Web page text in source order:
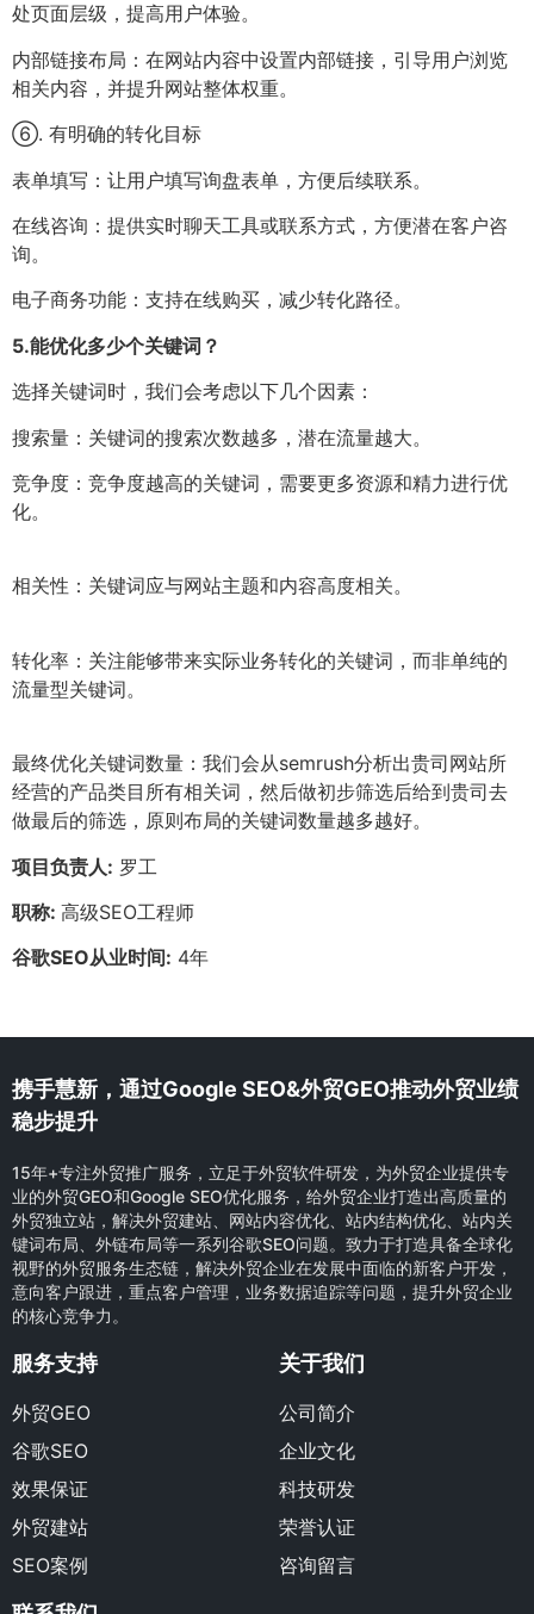
处页面层级，提高用户体验。
内部链接布局：在网站内容中设置内部链接，引导用户浏览
相关内容，并提升网站整体权重。
⑥. 有明确的转化目标
表单填写：让用户填写询盘表单，方便后续联系。
在线咨询：提供实时聊天工具或联系方式，方便潜在客户咨
询。
电子商务功能：支持在线购买，减少转化路径。
5.能优化多少个关键词？
选择关键词时，我们会考虑以下几个因素：
搜索量：关键词的搜索次数越多，潜在流量越大。
竞争度：竞争度越高的关键词，需要更多资源和精力进行优
化。
相关性：关键词应与网站主题和内容高度相关。
转化率：关注能够带来实际业务转化的关键词，而非单纯的
流量型关键词。
最终优化关键词数量：我们会从semrush分析出贵司网站所
经营的产品类目所有相关词，然后做初步筛选后给到贵司去
做最后的筛选，原则布局的关键词数量越多越好。
项目负责人: 罗工
职称: 高级SEO工程师
谷歌SEO从业时间: 4年
携手慧新，通过Google SEO&外贸GEO推动外贸业绩
稳步提升
15年+专注外贸推广服务，立足于外贸软件研发，为外贸企业提供专
业的外贸GEO和Google SEO优化服务，给外贸企业打造出高质量的
外贸独立站，解决外贸建站、网站内容优化、站内结构优化、站内关
键词布局、外链布局等一系列谷歌SEO问题。致力于打造具备全球化
视野的外贸服务生态链，解决外贸企业在发展中面临的新客户开发，
意向客户跟进，重点客户管理，业务数据追踪等问题，提升外贸企业
的核心竞争力。
服务支持
外贸GEO
谷歌SEO
效果保证
外贸建站
SEO案例
关于我们
公司简介
企业文化
科技研发
荣誉认证
咨询留言